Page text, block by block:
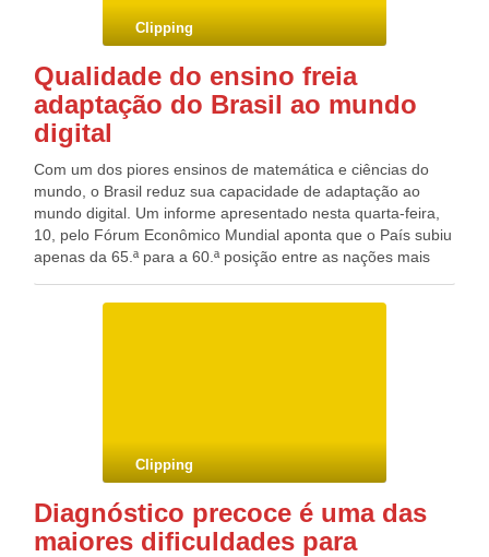
Clipping
Qualidade do ensino freia
adaptação do Brasil ao mundo
digital
Com um dos piores ensinos de matemática e ciências do
mundo, o Brasil reduz sua capacidade de adaptação ao
mundo digital. Um informe apresentado nesta quarta-feira,
10, pelo Fórum Econômico Mundial aponta que o País subiu
apenas da 65.ª para a 60.ª posição entre as nações mais
crescimento. Além do ranking sobre capacidade de
Clipping
Diagnóstico precoce é uma das
maiores dificuldades para